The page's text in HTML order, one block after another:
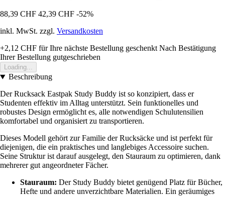
88,39 CHF 42,39 CHF -52%
inkl. MwSt. zzgl. Versandkosten
+2,12 CHF für Ihre nächste Bestellung geschenkt Nach Bestätigung
Ihrer Bestellung gutgeschrieben
Loading...
Beschreibung
Der Rucksack Eastpak Study Buddy ist so konzipiert, dass er
Studenten effektiv im Alltag unterstützt. Sein funktionelles und
robustes Design ermöglicht es, alle notwendigen Schulutensilien
komfortabel und organisiert zu transportieren.
Dieses Modell gehört zur Familie der Rucksäcke und ist perfekt für
diejenigen, die ein praktisches und langlebiges Accessoire suchen.
Seine Struktur ist darauf ausgelegt, den Stauraum zu optimieren, dank
mehrerer gut angeordneter Fächer.
Stauraum: Der Study Buddy bietet genügend Platz für Bücher,
Hefte und andere unverzichtbare Materialien. Ein geräumiges